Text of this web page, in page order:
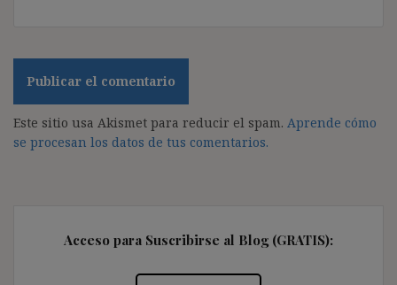
Este sitio usa Akismet para reducir el spam. Aprende cómo
se procesan los datos de tus comentarios.
Acceso para Suscribirse al Blog (GRATIS):